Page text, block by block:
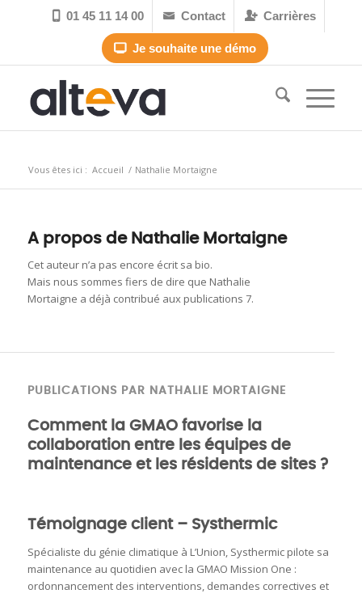
 01 45 11 14 00  Contact Carrières
Je souhaite une démo
Vous êtes ici : Accueil / Nathalie Mortaigne
A propos de Nathalie Mortaigne
Cet auteur n’a pas encore écrit sa bio.
Mais nous sommes fiers de dire que Nathalie
Mortaigne a déjà contribué aux publications 7.
PUBLICATIONS PAR NATHALIE MORTAIGNE
Comment la GMAO favorise la
collaboration entre les équipes de
maintenance et les résidents de sites ?
Témoignage client – Systhermic
Spécialiste du génie climatique à L’Union, Systhermic pilote sa
maintenance au quotidien avec la GMAO Mission One :
ordonnancement des interventions, demandes correctives et